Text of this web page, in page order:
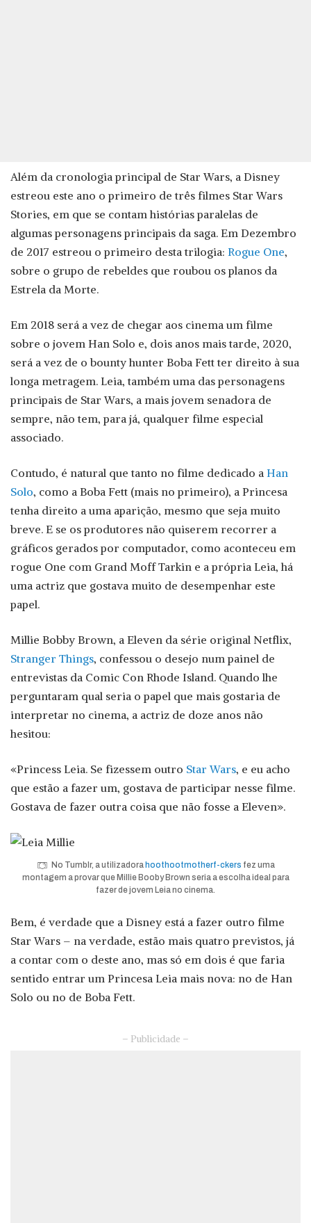
Além da cronologia principal de Star Wars, a Disney
estreou este ano o primeiro de três filmes Star Wars
Stories, em que se contam histórias paralelas de
algumas personagens principais da saga. Em Dezembro
de 2017 estreou o primeiro desta trilogia: Rogue One,
sobre o grupo de rebeldes que roubou os planos da
Estrela da Morte.
Em 2018 será a vez de chegar aos cinema um filme
sobre o jovem Han Solo e, dois anos mais tarde, 2020,
será a vez de o bounty hunter Boba Fett ter direito à sua
longa metragem. Leia, também uma das personagens
principais de Star Wars, a mais jovem senadora de
sempre, não tem, para já, qualquer filme especial
associado.
Contudo, é natural que tanto no filme dedicado a Han
Solo, como a Boba Fett (mais no primeiro), a Princesa
tenha direito a uma aparição, mesmo que seja muito
breve. E se os produtores não quiserem recorrer a
gráficos gerados por computador, como aconteceu em
rogue One com Grand Moff Tarkin e a própria Leia, há
uma actriz que gostava muito de desempenhar este
papel.
Millie Bobby Brown, a Eleven da série original Netflix,
Stranger Things, confessou o desejo num painel de
entrevistas da Comic Con Rhode Island. Quando lhe
perguntaram qual seria o papel que mais gostaria de
interpretar no cinema, a actriz de doze anos não
hesitou:
«Princess Leia. Se fizessem outro Star Wars, e eu acho
que estão a fazer um, gostava de participar nesse filme.
Gostava de fazer outra coisa que não fosse a Eleven».
No Tumblr, a utilizadora hoothootmotherf-ckers fez uma
montagem a provar que Millie Booby Brown seria a escolha ideal para
fazer de jovem Leia no cinema.
Bem, é verdade que a Disney está a fazer outro filme
Star Wars – na verdade, estão mais quatro previstos, já
a contar com o deste ano, mas só em dois é que faria
sentido entrar um Princesa Leia mais nova: no de Han
Solo ou no de Boba Fett.
– Publicidade –